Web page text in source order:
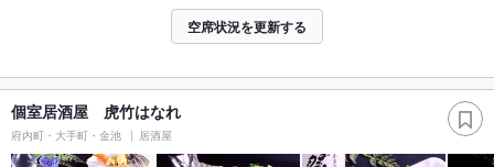
空席状況を更新する
個室居酒屋 虎竹はなれ
府内町・大手町・金池 居酒屋